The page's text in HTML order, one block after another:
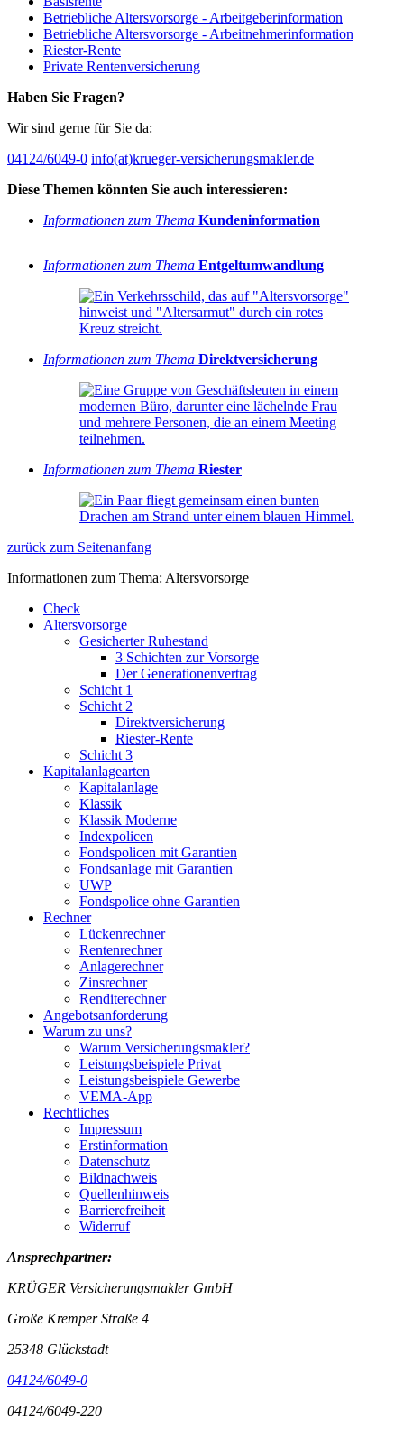
Betriebliche Altersvorsorge - Arbeitgeberinformation
Betriebliche Altersvorsorge - Arbeitnehmerinformation
Riester-Rente
Private Rentenversicherung
Haben Sie Fragen?
Wir sind gerne für Sie da:
04124/6049-0 info(at)krueger-versicherungsmakler.de
Diese Themen könnten Sie auch interessieren:
Informationen zum Thema Kundeninformation
Informationen zum Thema Entgeltumwandlung
Informationen zum Thema Direktversicherung
Informationen zum Thema Riester
zurück zum Seitenanfang
Informationen zum Thema: Altersvorsorge
Check
Altersvorsorge
Gesicherter Ruhestand
3 Schichten zur Vorsorge
Der Generationenvertrag
Schicht 1
Schicht 2
Direktversicherung
Riester-Rente
Schicht 3
Kapitalanlagearten
Kapitalanlage
Klassik
Klassik Moderne
Indexpolicen
Fondspolicen mit Garantien
Fondsanlage mit Garantien
UWP
Fondspolice ohne Garantien
Rechner
Lückenrechner
Rentenrechner
Anlagerechner
Zinsrechner
Renditerechner
Angebotsanforderung
Warum zu uns?
Warum Versicherungsmakler?
Leistungsbeispiele Privat
Leistungsbeispiele Gewerbe
VEMA-App
Rechtliches
Impressum
Erstinformation
Datenschutz
Bildnachweis
Quellenhinweis
Barrierefreiheit
Widerruf
Ansprechpartner:
KRÜGER Versicherungsmakler GmbH
Große Kremper Straße 4
25348 Glückstadt
04124/6049-0
04124/6049-220